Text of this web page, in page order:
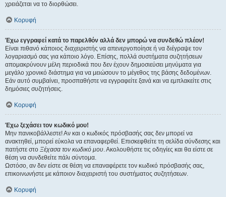
χρειάζεται να το διορθώσει.
Κορυφή
Έχω εγγραφεί κατά το παρελθόν αλλά δεν μπορώ να συνδεθώ πλέον!
Είναι πιθανό κάποιος διαχειριστής να απενεργοποίησε ή να διέγραψε τον
λογαριασμό σας για κάποιο λόγο. Επίσης, πολλά συστήματα συζητήσεων
απομακρύνουν μέλη περιοδικά που δεν έχουν δημοσιεύσει μηνύματα για
μεγάλο χρονικό διάστημα για να μειώσουν το μέγεθος της βάσης δεδομένων.
Εάν αυτό συμβαίνει, προσπαθήστε να εγγραφείτε ξανά και να εμπλακείτε στις
δημόσιες συζητήσεις.
Κορυφή
Έχω ξεχάσει τον κωδικό μου!
Μην πανικοβάλλεστε! Αν και ο κωδικός πρόσβασής σας δεν μπορεί να
ανακτηθεί, μπορεί εύκολα να επαναφερθεί. Επισκεφθείτε τη σελίδα σύνδεσης και
πατήστε στο Ξέχασα τον κωδικό μου. Ακολουθήστε τις οδηγίες και θα είστε σε
θέση να συνδεθείτε πάλι σύντομα.
Ωστόσο, αν δεν είστε σε θέση να επαναφέρετε τον κωδικό πρόσβασής σας,
επικοινωνήστε με κάποιον διαχειριστή του συστήματος συζητήσεων.
Κορυφή